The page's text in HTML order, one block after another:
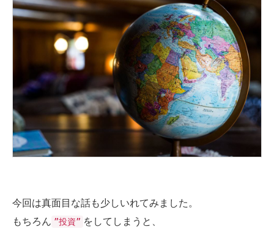
今回は真面目な話も少しいれてみました。
もちろん ”投資” をしてしまうと、